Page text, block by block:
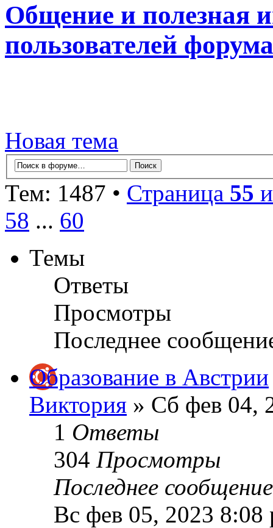
Общение и полезная
пользователей форума
Новая тема
Тем: 1487 • Страница 55
58 ... 60
Темы
Ответы
Просмотры
Последнее
Образование в Австрии
Виктория » Сб фев 04,
1 Ответы
304 Просмотры
Последнее
Вс фев 05, 2023 8:08